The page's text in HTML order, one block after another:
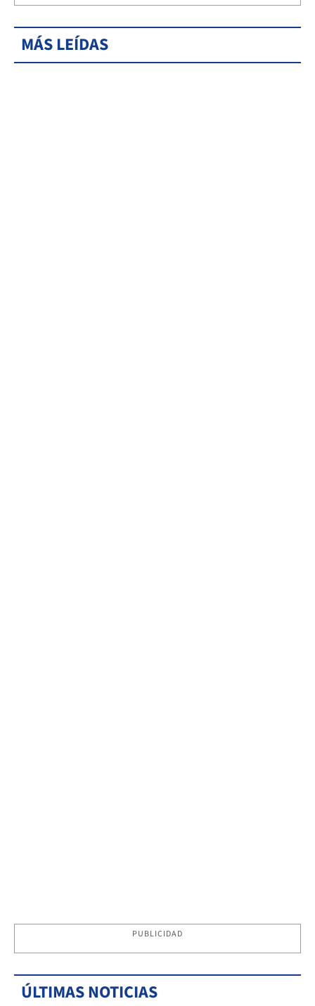
MÁS LEÍDAS
PUBLICIDAD
ÚLTIMAS NOTICIAS